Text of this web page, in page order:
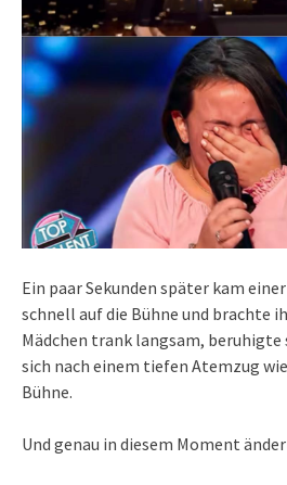
Ein paar Sekunden später kam
schnell auf die Bühne und brachte
Mädchen trank langsam,
sich nach einem tiefen Atemzug
Bühne.
Und genau in diesem Moment